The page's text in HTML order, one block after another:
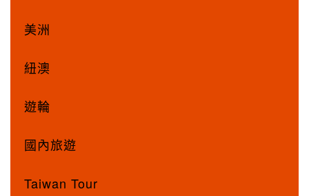
美洲
紐澳
遊輪
國內旅遊
Taiwan Tour